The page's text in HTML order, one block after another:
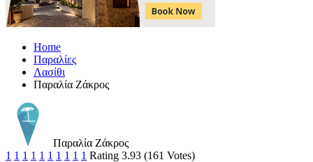
Home
Παραλίες
Λασίθι
Παραλία Ζάκρος
Παραλία Ζάκρος
1 1 1 1 1 1 1 1 1 1 Rating 3.93 (161 Votes)